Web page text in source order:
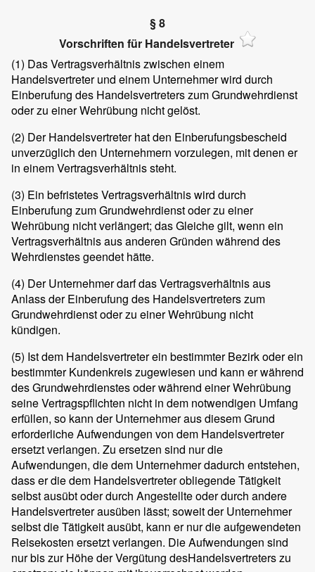
§ 8
Vorschriften für Handelsvertreter
(1) Das Vertragsverhältnis zwischen einem
Handelsvertreter und einem Unternehmer wird durch
Einberufung des Handelsvertreters zum Grundwehrdienst
oder zu einer Wehrübung nicht gelöst.
(2) Der Handelsvertreter hat den Einberufungsbescheid
unverzüglich den Unternehmern vorzulegen, mit denen er
in einem Vertragsverhältnis steht.
(3) Ein befristetes Vertragsverhältnis wird durch
Einberufung zum Grundwehrdienst oder zu einer
Wehrübung nicht verlängert; das Gleiche gilt, wenn ein
Vertragsverhältnis aus anderen Gründen während des
Wehrdienstes geendet hätte.
(4) Der Unternehmer darf das Vertragsverhältnis aus
Anlass der Einberufung des Handelsvertreters zum
Grundwehrdienst oder zu einer Wehrübung nicht
kündigen.
(5) Ist dem Handelsvertreter ein bestimmter Bezirk oder ein
bestimmter Kundenkreis zugewiesen und kann er während
des Grundwehrdienstes oder während einer Wehrübung
seine Vertragspflichten nicht in dem notwendigen Umfang
erfüllen, so kann der Unternehmer aus diesem Grund
erforderliche Aufwendungen von dem Handelsvertreter
ersetzt verlangen. Zu ersetzen sind nur die
Aufwendungen, die dem Unternehmer dadurch entstehen,
dass er die dem Handelsvertreter obliegende Tätigkeit
selbst ausübt oder durch Angestellte oder durch andere
Handelsvertreter ausüben lässt; soweit der Unternehmer
selbst die Tätigkeit ausübt, kann er nur die aufgewendeten
Reisekosten ersetzt verlangen. Die Aufwendungen sind
nur bis zur Höhe der Vergütung desHandelsvertreters zu